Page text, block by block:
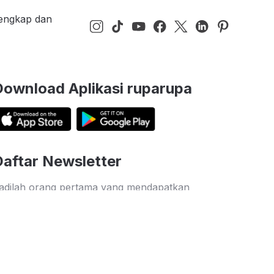
dan
Aplikasi ruparupa
Newsletter
orang pertama yang mendapatkan